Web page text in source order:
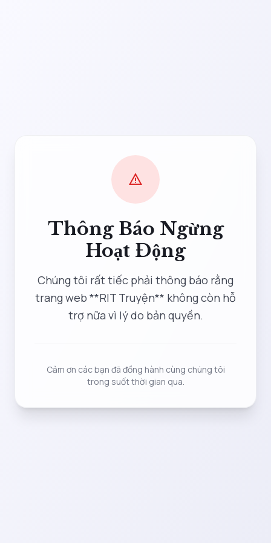
warning
Thông Báo Ngừng
Hoạt Động
Chúng tôi rất tiếc phải thông báo rằng
trang web **RIT Truyện** không còn hỗ
trợ nữa vì lý do bản quyền.
Cảm ơn các bạn đã đồng hành cùng chúng tôi
trong suốt thời gian qua.